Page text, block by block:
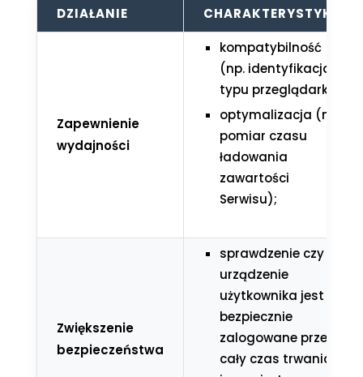
DZIAŁANIE CHARAKTERYSTYKA
Zapewnienie
wydajności
kompatybilność
(np. identyfikacja
typu przeglądarki);
optymalizacja (np.
pomiar czasu
ładowania
zawartości
Serwisu);
Zwiększenie
bezpieczeństwa
sprawdzenie czy
urządzenie
użytkownika jest
bezpiecznie
zalogowane przez
cały czas trwania